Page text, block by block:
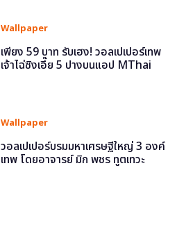
Wallpaper
เพียง 59 บาท รับเฮง! วอลเปเปอร์เทพ
เจ้าไฉ่ซิงเอี๊ย 5 ปางบนแอป MThai
Wallpaper
วอลเปเปอร์บรมมหาเศรษฐีใหญ่ 3 องค์
เทพ โดยอาจารย์ มิก พชร ทูตเทวะ